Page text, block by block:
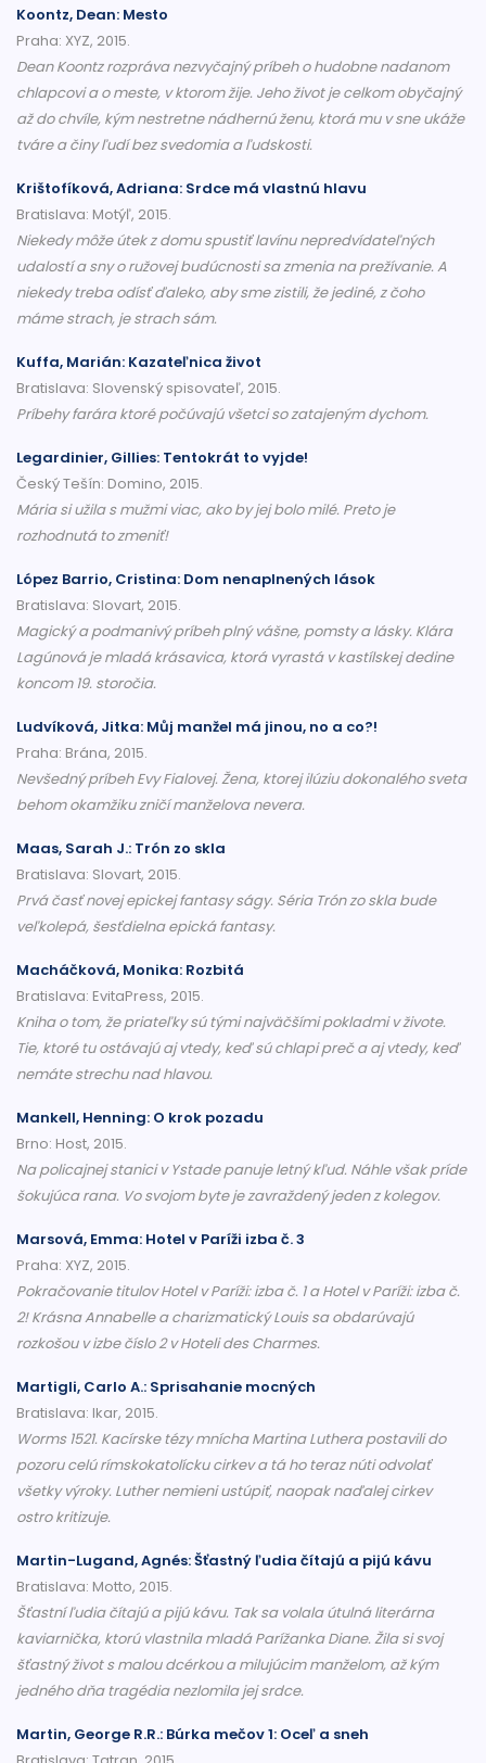
Koontz, Dean: Mesto
Praha: XYZ, 2015.
Dean Koontz rozpráva nezvyčajný príbeh o hudobne nadanom
chlapcovi a o meste, v ktorom žije. Jeho život je celkom obyčajný
až do chvíle, kým nestretne nádhernú ženu, ktorá mu v sne ukáže
tváre a činy ľudí bez svedomia a ľudskosti.
Krištofíková, Adriana: Srdce má vlastnú hlavu
Bratislava: Motýľ, 2015.
Niekedy môže útek z domu spustiť lavínu nepredvídateľných
udalostí a sny o ružovej budúcnosti sa zmenia na prežívanie. A
niekedy treba odísť ďaleko, aby sme zistili, že jediné, z čoho
máme strach, je strach sám.
Kuffa, Marián: Kazateľnica život
Bratislava: Slovenský spisovateľ, 2015.
Príbehy farára ktoré počúvajú všetci so zatajeným dychom.
Legardinier, Gillies: Tentokrát to vyjde!
Český Tešín: Domino, 2015.
Mária si užila s mužmi viac, ako by jej bolo milé. Preto je
rozhodnutá to zmeniť!
López Barrio, Cristina: Dom nenaplnených lások
Bratislava: Slovart, 2015.
Magický a podmanivý príbeh plný vášne, pomsty a lásky. Klára
Lagúnová je mladá krásavica, ktorá vyrastá v kastílskej dedine
koncom 19. storočia.
Ludvíková, Jitka: Můj manžel má jinou, no a co?!
Praha: Brána, 2015.
Nevšedný príbeh Evy Fialovej. Žena, ktorej ilúziu dokonalého sveta
behom okamžiku zničí manželova nevera.
Maas, Sarah J.: Trón zo skla
Bratislava: Slovart, 2015.
Prvá časť novej epickej fantasy ságy. Séria Trón zo skla bude
veľkolepá, šesťdielna epická fantasy.
Macháčková, Monika: Rozbitá
Bratislava: EvitaPress, 2015.
Kniha o tom, že priateľky sú tými najväčšími pokladmi v živote.
Tie, ktoré tu ostávajú aj vtedy, keď sú chlapi preč a aj vtedy, keď
nemáte strechu nad hlavou.
Mankell, Henning: O krok pozadu
Brno: Host, 2015.
Na policajnej stanici v Ystade panuje letný kľud. Náhle však príde
šokujúca rana. Vo svojom byte je zavraždený jeden z kolegov.
Marsová, Emma: Hotel v Paríži izba č. 3
Praha: XYZ, 2015.
Pokračovanie titulov Hotel v Paríži: izba č. 1 a Hotel v Paríži: izba č.
2! Krásna Annabelle a charizmatický Louis sa obdarúvajú
rozkošou v izbe číslo 2 v Hoteli des Charmes.
Martigli, Carlo A.: Sprisahanie mocných
Bratislava: Ikar, 2015.
Worms 1521. Kacírske tézy mnícha Martina Luthera postavili do
pozoru celú rímskokatolícku cirkev a tá ho teraz núti odvolať
všetky výroky. Luther nemieni ustúpiť, naopak naďalej cirkev
ostro kritizuje.
Martin-Lugand, Agnés: Šťastný ľudia čítajú a pijú kávu
Bratislava: Motto, 2015.
Šťastní ľudia čítajú a pijú kávu. Tak sa volala útulná literárna
kaviarnička, ktorú vlastnila mladá Parížanka Diane. Žila si svoj
šťastný život s malou dcérkou a milujúcim manželom, až kým
jedného dňa tragédia nezlomila jej srdce.
Martin, George R.R.: Búrka mečov 1: Oceľ a sneh